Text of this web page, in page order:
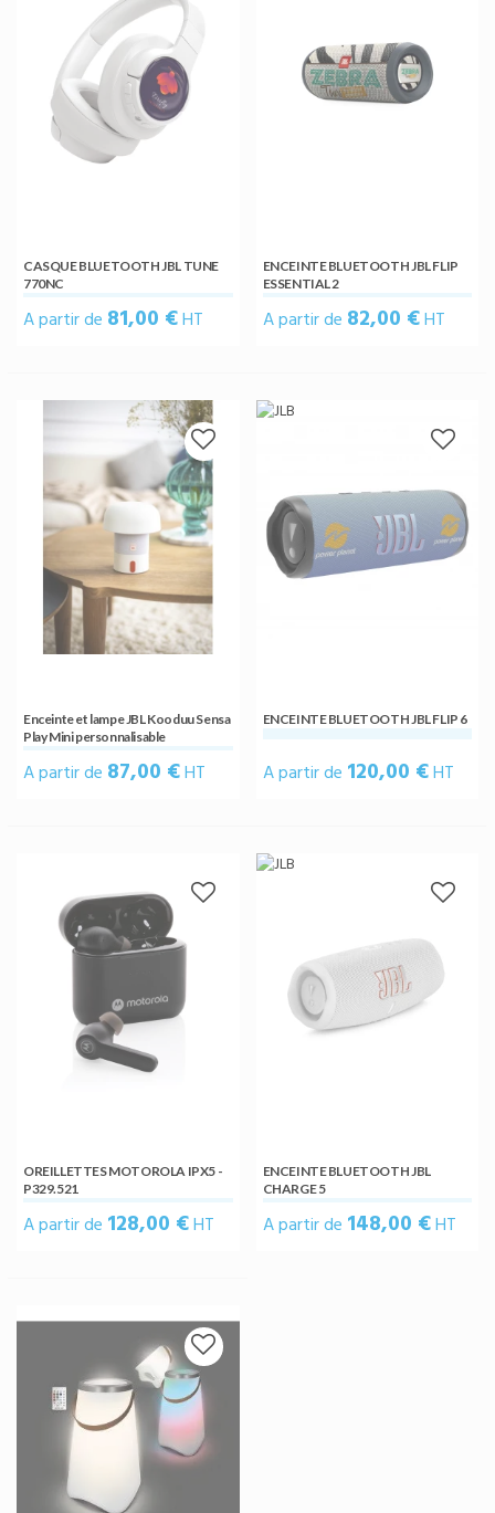
CASQUE BLUETOOTH JBL TUNE
770NC
A partir de 81,00 €HT
ENCEINTE BLUETOOTH JBL FLIP
ESSENTIAL 2
A partir de 82,00 €HT
Enceinte et lampe JBL Kooduu Sensa
Play Mini personnalisable
A partir de 87,00 €HT
ENCEINTE BLUETOOTH JBL FLIP 6
A partir de 120,00 €HT
OREILLETTES MOTOROLA IPX5 -
P329.521
A partir de 128,00 €HT
ENCEINTE BLUETOOTH JBL
CHARGE 5
A partir de 148,00 €HT